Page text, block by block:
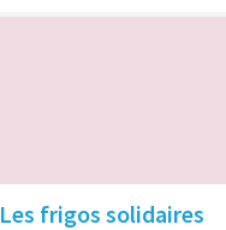
Les frigos solidaires